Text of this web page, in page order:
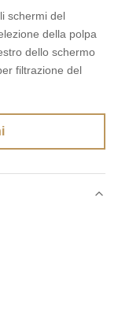
schermi del
della polpa
dello schermo
filtrazione del